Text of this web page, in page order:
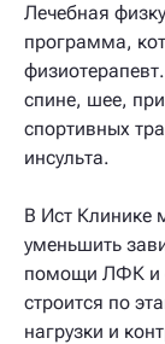
Лечебная
программа,
спине, шее,
спортивных
инсульта.
В Ист Клинике
уменьшить
помощи ЛФК и
строится по
нагрузки и